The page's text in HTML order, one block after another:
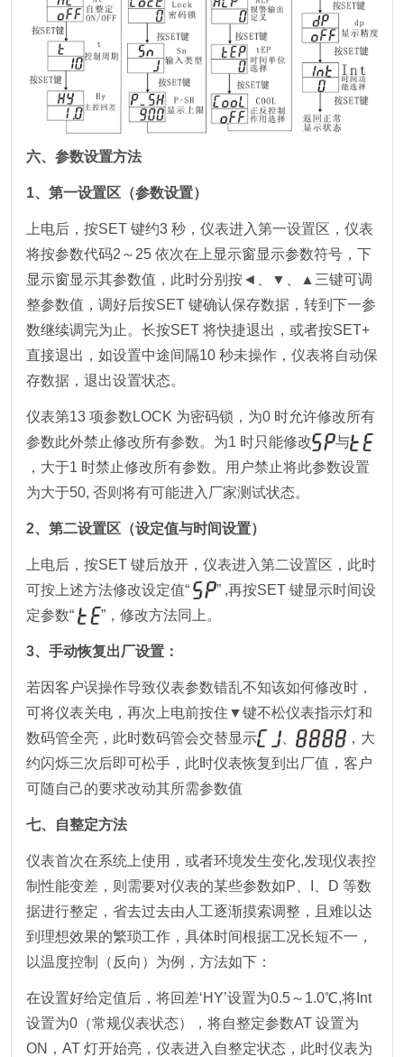
六、参数设置方法
1、第一设置区（参数设置）
上电后，按SET 键约3 秒，仪表进入第一设置区，仪表
将按参数代码2～25 依次在上显示窗显示参数符号，下
显示窗显示其参数值，此时分别按◄、▼、▲三键可调
整参数值，调好后按SET 键确认保存数据，转到下一参
数继续调完为止。长按SET 将快捷退出，或者按SET+
直接退出，如设置中途间隔10 秒未操作，仪表将自动保
存数据，退出设置状态。
仪表第13 项参数LOCK 为密码锁，为0 时允许修改所有
参数此外禁止修改所有参数。为1 时只能修改
与
，大于1 时禁止修改所有参数。用户禁止将此参数设置
为大于50, 否则将有可能进入厂家测试状态。
2、第二设置区（设定值与时间设置）
上电后，按SET 键后放开，仪表进入第二设置区，此时
可按上述方法修改设定值“
” ,再按SET 键显示时间设
定参数“
”，修改方法同上。
3、手动恢复出厂设置：
若因客户误操作导致仪表参数错乱不知该如何修改时，
可将仪表关电，再次上电前按住▼键不松仪表指示灯和
数码管全亮，此时数码管会交替显示
，大
约闪烁三次后即可松手，此时仪表恢复到出厂值，客户
可随自己的要求改动其所需参数值
七、自整定方法
仪表首次在系统上使用，或者环境发生变化,发现仪表控
制性能变差，则需要对仪表的某些参数如P、I、D 等数
据进行整定，省去过去由人工逐渐摸索调整，且难以达
到理想效果的繁琐工作，具体时间根据工况长短不一，
以温度控制（反向）为例，方法如下：
在设置好给定值后，将回差‘HY’设置为0.5～1.0℃,将Int
设置为0（常规仪表状态），将自整定参数AT 设置为
ON，AT 灯开始亮，仪表进入自整定状态，此时仪表为